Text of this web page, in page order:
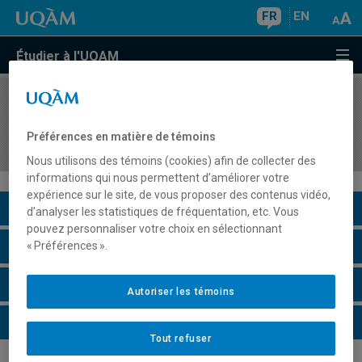
FR EN
Étudier à l'UQAM
COURS//
de la restauration I
Description du cours
Horaire - Été 2026
Horaire - Automne 2026
Horaire - Hiver 2027
Préférences en matière de témoins
Nous utilisons des témoins (cookies) afin de collecter des
informations qui nous permettent d’améliorer votre
expérience sur le site, de vous proposer des contenus vidéo,
d’analyser les statistiques de fréquentation, etc. Vous
pouvez personnaliser votre choix en sélectionnant
« Préférences ».
Tout refuser
Autoriser les témoins